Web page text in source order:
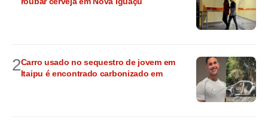
2Carro usado no sequestro de jovem em
Itaipu é encontrado carbonizado em